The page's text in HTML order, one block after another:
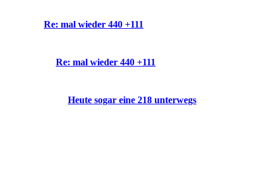
Re: mal wieder 440 +111
Re: mal wieder 440 +111
Heute sogar eine 218 unterwegs